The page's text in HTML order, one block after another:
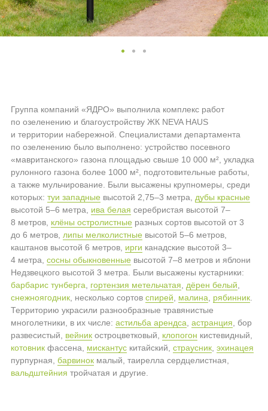
Группа компаний «ЯДРО» выполнила комплекс работ
по озеленению и благоустройству ЖК NEVA HAUS
и территории набережной. Специалистами департамента
по озеленению было выполнено: устройство посевного
«мавританского» газона площадью свыше 10 000 м², укладка
рулонного газона более 1000 м², подготовительные работы,
а также мульчирование. Были высажены крупномеры, среди
которых: туи западные высотой 2,75–3 метра, дубы красные
высотой 5–6 метра, ива белая серебристая высотой 7–
8 метров, клёны остролистные разных сортов высотой от 3
до 6 метров, липы мелколистные высотой 5–6 метров,
каштанов высотой 6 метров, ирги канадские высотой 3–
4 метра, сосны обыкновенные высотой 7–8 метров и яблони
Недзвецкого высотой 3 метра. Были высажены кустарники:
барбарис тунберга, гортензия метельчатая, дёрен белый,
снежноягодник, несколько сортов спирей, малина, рябинник.
Территорию украсили разнообразные травянистые
многолетники, в их числе: астильба арендса, астранция, бор
развесистый, вейник остроцветковый, клопогон кистевидный,
котовник фассена, мискантус китайский, страусник, эхинацея
пурпурная, барвинок малый, таирелла сердцелистная,
вальдштейния тройчатая и другие.